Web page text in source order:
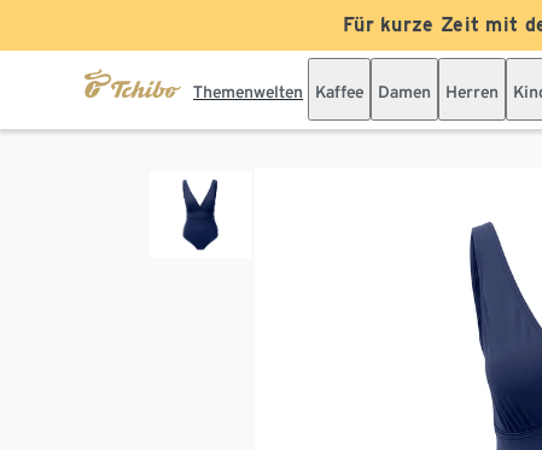
Für kurze Zeit mit
Themenwelten Kaffee Damen Herren